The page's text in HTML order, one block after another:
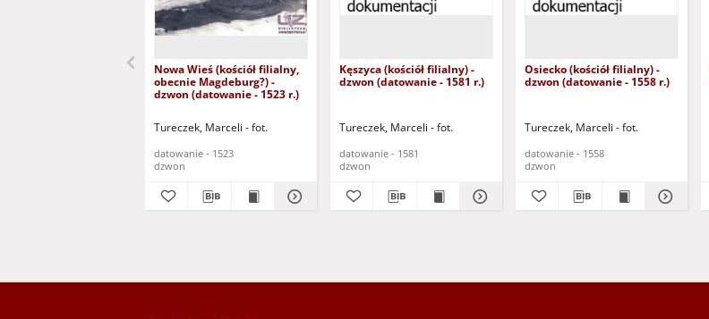
Nowa Wieś (kościół filialny,
obecnie Magdeburg?) -
dzwon (datowanie - 1523 r.)
Tureczek, Marceli - fot.
datowanie - 1523
dzwon
Kęszyca (kościół filialny) -
dzwon (datowanie - 1581 r.)
Tureczek, Marceli - fot.
datowanie - 1581
dzwon
Osiecko (kościół filialny) -
dzwon (datowanie - 1558 r.)
Tureczek, Marceli - fot.
datowanie - 1558
dzwon